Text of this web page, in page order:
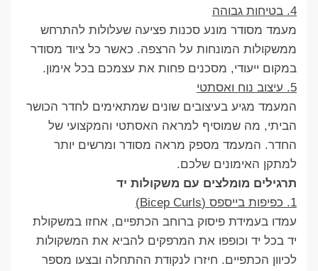
4. בטיחות גבוהה
מעמד מסודר מונע סכנות פציעה שעלולות להתרחש
ממשקולות המונחות על הרצפה. כאשר כל ציוד מסודר
במקום ייעודי, מסכנים פחות את עצמכם בכל אימון.
5. עיצוב נוח ואסתטי
המעמד מגיע בעיצובים שונים שמתאימים לחדר הכושר
הביתי, מה שמוסיף למראה האסתטי והמקצועי של
החדר. המעמד מספק מראה מסודר ומרשים יותר
למתקן האימונים שלכם.
תרגילים מומלצים עם משקולות יד
1. כפיפות בייספס (Bicep Curls)
עמדו בעמידת פיסוק ברוחב הכתפיים, אחזו במשקולת
יד בכל יד וכופפו את המרפקים להביא את המשקולות
לכיוון הכתפיים. חיזרו לנקודת ההתחלה ובצעו מספר